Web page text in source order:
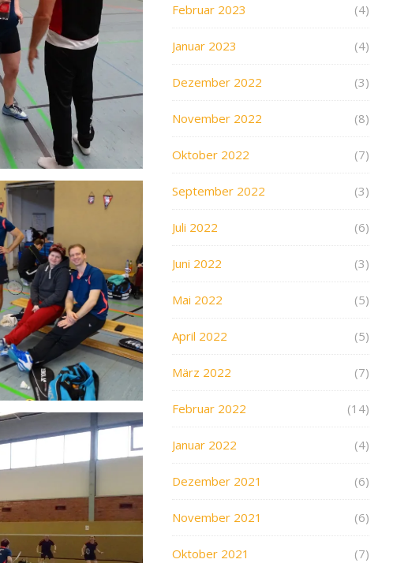
Februar 2023 (4)
Januar 2023 (4)
Dezember 2022 (3)
November 2022 (8)
Oktober 2022 (7)
September 2022 (3)
Juli 2022 (6)
Juni 2022 (3)
Mai 2022 (5)
April 2022 (5)
März 2022 (7)
Februar 2022 (14)
Januar 2022 (4)
Dezember 2021 (6)
November 2021 (6)
Oktober 2021 (7)